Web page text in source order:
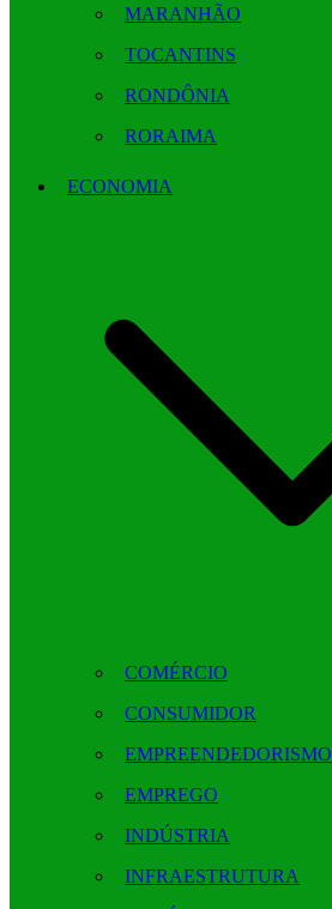
MARANHÃO
TOCANTINS
RONDÔNIA
RORAIMA
ECONOMIA
COMÉRCIO
CONSUMIDOR
EMPREENDEDORISMO
EMPREGO
INDÚSTRIA
INFRAESTRUTURA